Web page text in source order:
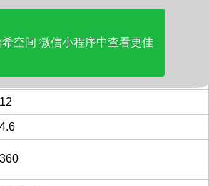
1484.99
2295
12
4.6
360
空间 微信小程序中查看更佳